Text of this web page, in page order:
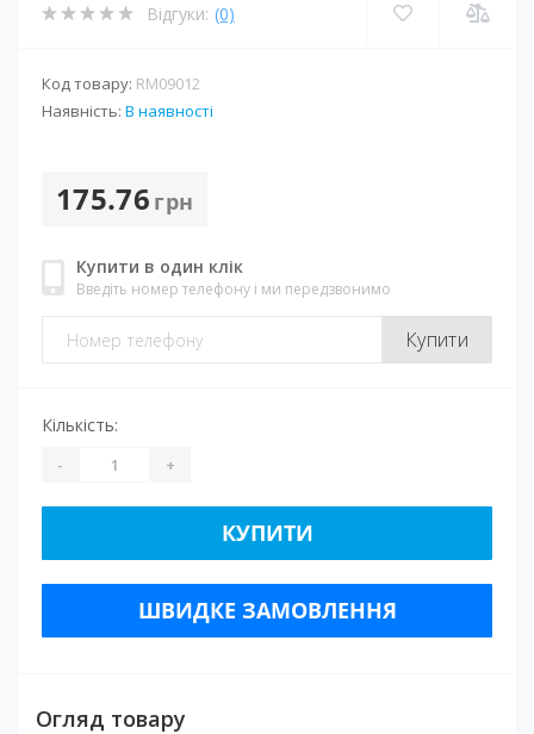
Відгуки: (0)
Код товару: RM09012
Наявність: В наявності
175.76 грн
Купити в один клік
Введіть номер телефону і ми передзвонимо
Купити
Кількість:
- +
КУПИТИ
ШВИДКЕ ЗАМОВЛЕННЯ
Огляд товару